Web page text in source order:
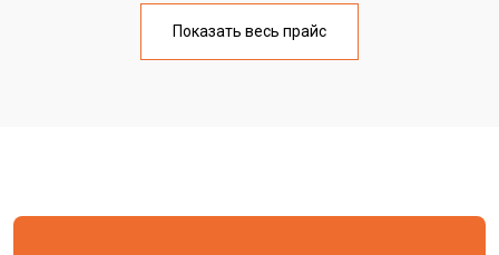
Показать весь прайс